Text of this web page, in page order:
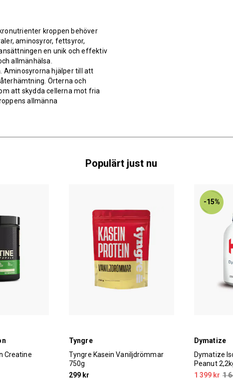
kroppen behöver
aminosyror, fettsyror,
en unik och effektiv
allmänhälsa.
Aminosyrorna hjälper till att
Örterna och
att skydda cellerna mot fria
allmänna
Populärt just nu
Creatine
Tyngre
Tyngre Kasein Vaniljdrömmar
750g
299 kr
-15%
Dymatize
Dymatize
Peanut
1 399 kr 1